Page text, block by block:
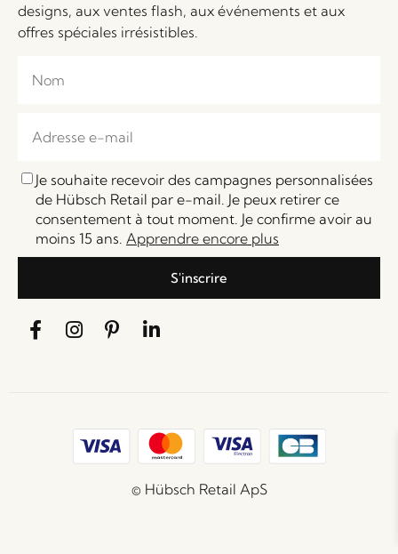
designs, aux ventes flash, aux événements et aux
offres spéciales irrésistibles.
Je souhaite recevoir des campagnes personnalisées
de Hübsch Retail par e-mail. Je peux retirer ce
consentement à tout moment. Je confirme avoir au
moins 15 ans. Apprendre encore plus
S'inscrire
© Hübsch Retail ApS